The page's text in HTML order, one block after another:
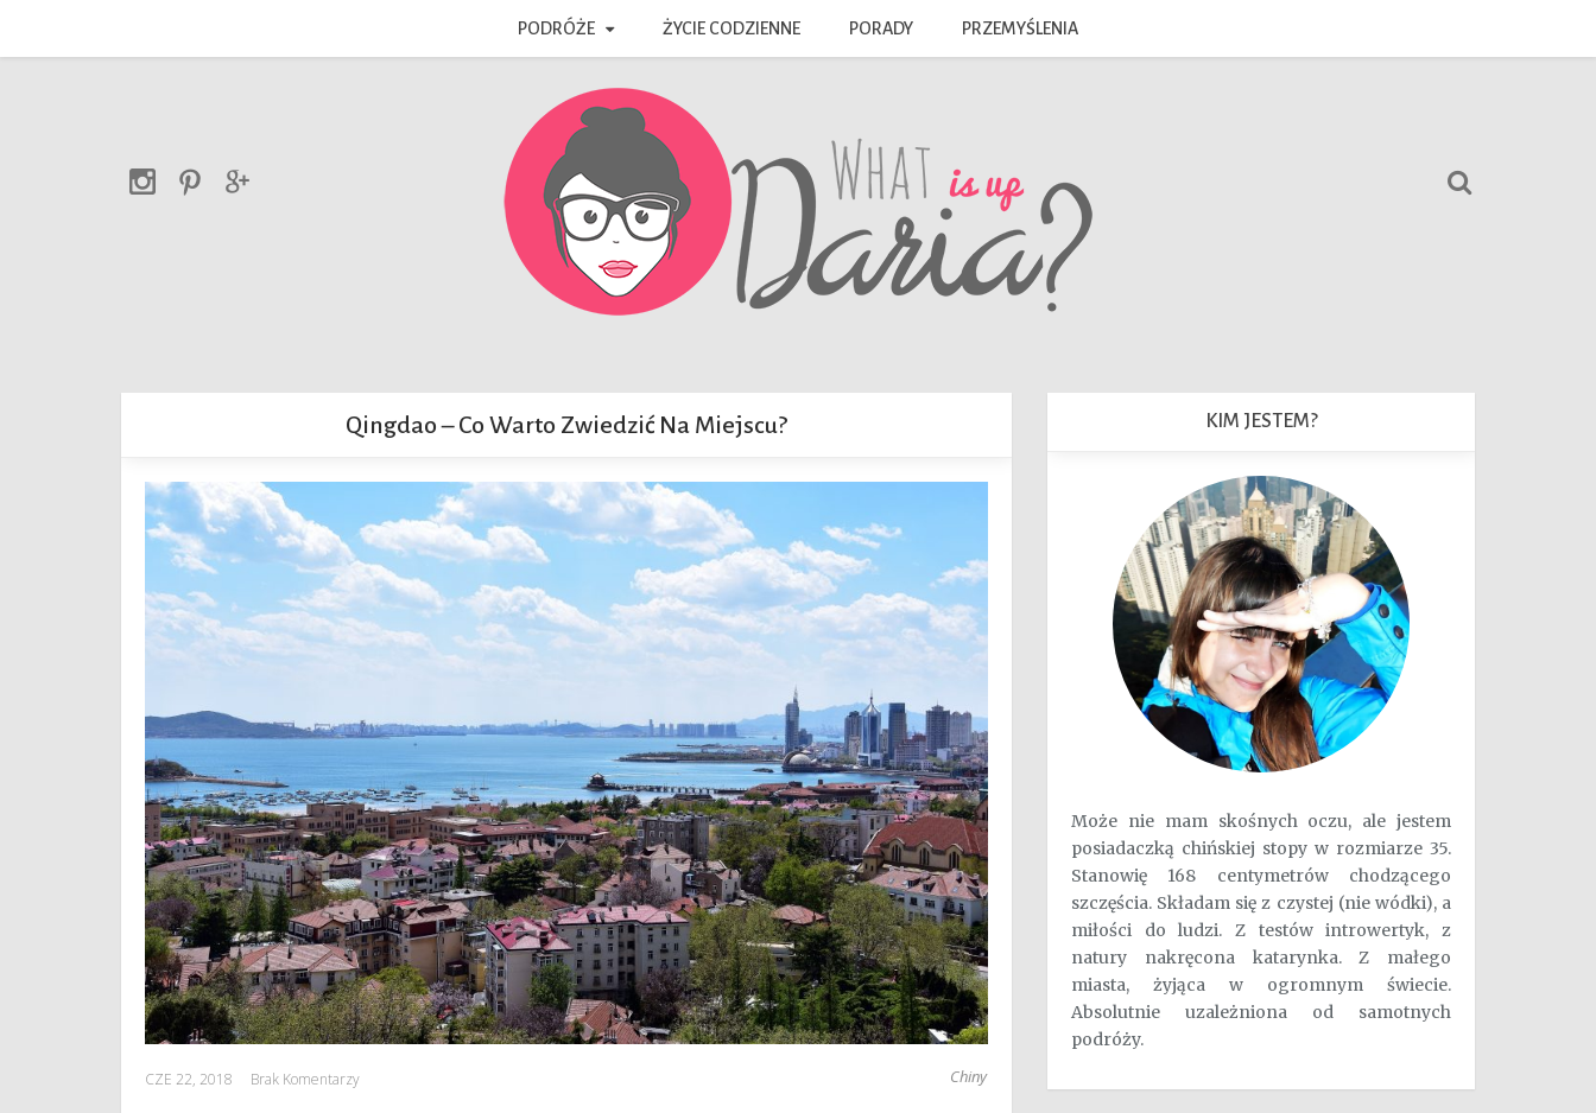
PODRÓŻE ŻYCIE CODZIENNE PORADY PRZEMYŚLENIA
Qingdao – Co Warto Zwiedzić Na Miejscu?
Chiny
CZE 22, 2018 Brak Komentarzy
KIM JESTEM?
Może nie mam skośnych oczu, ale jestem
posiadaczką chińskiej stopy w rozmiarze 35.
Stanowię 168 centymetrów chodzącego
szczęścia. Składam się z czystej (nie wódki), a
miłości do ludzi. Z testów introwertyk, z
natury nakręcona katarynka. Z małego
miasta, żyjąca w ogromnym świecie.
Absolutnie uzależniona od samotnych
podróży.